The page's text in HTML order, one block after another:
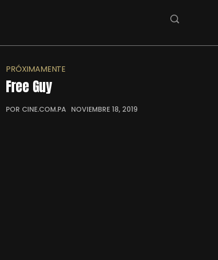
PRÓXIMAMENTE
Free Guy
POR CINE.COM.PA NOVIEMBRE 18, 2019